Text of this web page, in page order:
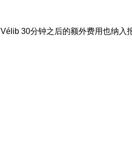
Vélib 30分钟之后的额外费用也纳入